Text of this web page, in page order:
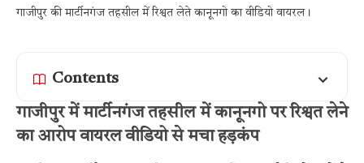
गाजीपुर की मार्टीनगंज तहसील में रिश्वत लेते कानूनगो का वीडियो वायरल।
Contents
गाजीपुर में मार्टीनगंज तहसील में कानूनगो पर रिश्वत लेने
का आरोप वायरल वीडियो से मचा हड़कंप